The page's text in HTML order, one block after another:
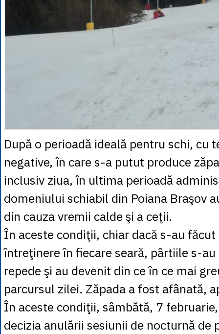
După o perioadă ideală pentru schi, cu
negative, în care s-a putut produce
inclusiv ziua, în ultima perioadă
domeniului schiabil din Poiana Braşov
din cauza vremii calde şi a ceţii.
În aceste condiţii, chiar dacă s-au
întreţinere în fiecare seară, pârtiile s-
repede şi au devenit din ce în ce mai
parcursul zilei. Zăpada a fost afânată,
În aceste condiţii, sâmbătă, 7
decizia anulării sesiunii de nocturnă de